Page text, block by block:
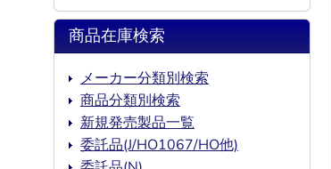
商品在庫検索
メーカー分類別検索
商品分類別検索
新規発売製品一覧
委託品(J/HO1067/HO他)